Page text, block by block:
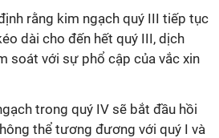
rằng kim ngạch quý III tiếp tục
dài cho đến hết quý III, dịch
soát với sự phổ cập của vắc xin
trong quý IV sẽ bắt đầu hồi
thể tương đương với quý I và